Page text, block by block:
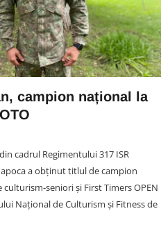
campion național la
cadrul Regimentului 317 ISR
a obținut titlul de campion
seniori și First Timers OPEN
Național de Culturism și Fitness de